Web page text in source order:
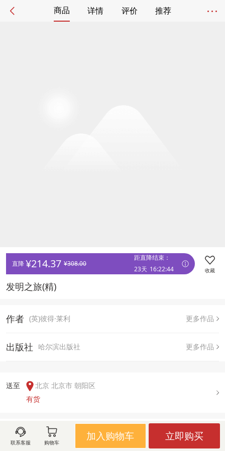
商品 详情 评价 推荐
直降 ¥214.37 ¥308.00
距直降结束：
23天 16:22:44 收藏
发明之旅(精)
作者 (英)彼得·莱利 更多作品
出版社 哈尔滨出版社 更多作品
送至
北京 北京市 朝阳区
有货
用户评论(
联系客服 购物车
加入购物车 立即购买